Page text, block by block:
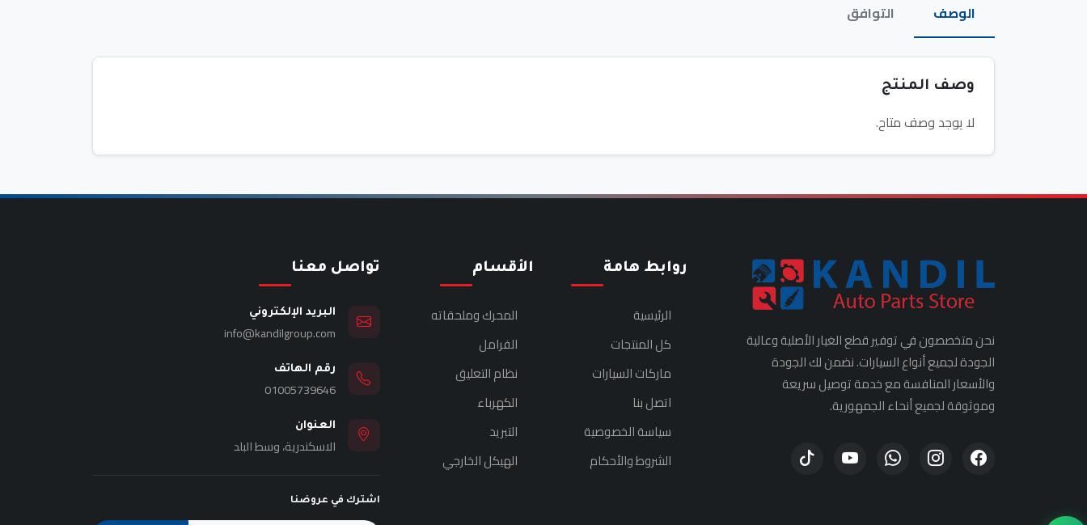
الوصف التوافق
وصف المنتج
لا يوجد وصف متاح.
نحن متخصصون في توفير قطع الغيار الأصلية وعالية
الجودة لجميع أنواع السيارات. نضمن لك الجودة
والأسعار المنافسة مع خدمة توصيل سريعة
وموثوقة لجميع أنحاء الجمهورية.
روابط هامة
الرئيسية
كل المنتجات
ماركات السيارات
اتصل بنا
سياسة الخصوصية
الشروط والأحكام
الأقسام
المحرك وملحقاته
الفرامل
نظام التعليق
الكهرباء
التبريد
الهيكل الخارجي
تواصل معنا
البريد الإلكتروني
info@kandilgroup.com
رقم الهاتف
01005739646
العنوان
الاسكندرية، وسط البلد
اشترك في عروضنا